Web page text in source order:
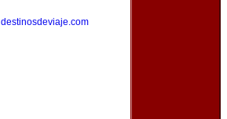
destinosdeviaje.com